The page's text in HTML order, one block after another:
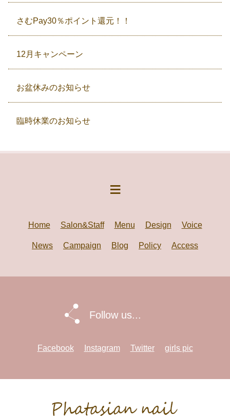
さむPay30％ポイント還元！！
12月キャンペーン
お盆休みのお知らせ
臨時休業のお知らせ
Home Salon&Staff Menu Design Voice
News Campaign Blog Policy Access
Follow us...
Facebook Instagram Twitter girls pic